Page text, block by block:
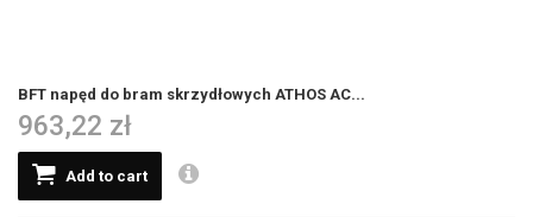
BFT napęd do bram skrzydłowych ATHOS AC...
963,22 zł
Add to cart